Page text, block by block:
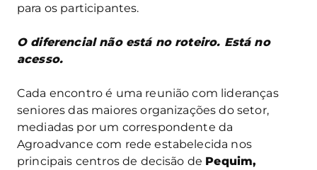
para os participantes.
O diferencial não está no roteiro. Está no
acesso.
Cada encontro é uma reunião com lideranças
seniores das maiores organizações do setor,
mediadas por um correspondente da
Agroadvance com rede estabelecida nos
principais centros de decisão de Pequim,